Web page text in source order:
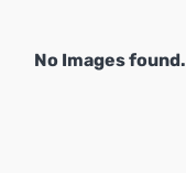
No Images found.